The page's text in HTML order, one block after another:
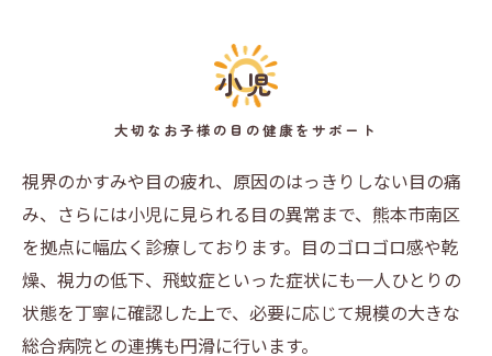
小児
大切なお子様の目の健康をサポート
視界のかすみや目の疲れ、原因のはっきりしない目の痛
み、さらには小児に見られる目の異常まで、熊本市南区
を拠点に幅広く診療しております。目のゴロゴロ感や乾
燥、視力の低下、飛蚊症といった症状にも一人ひとりの
状態を丁寧に確認した上で、必要に応じて規模の大きな
総合病院との連携も円滑に行います。